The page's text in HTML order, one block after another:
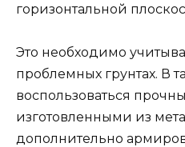
горизонтальной
Это необходимо
проблемных грунтах. В
воспользоваться
изготовленными из
дополнительно